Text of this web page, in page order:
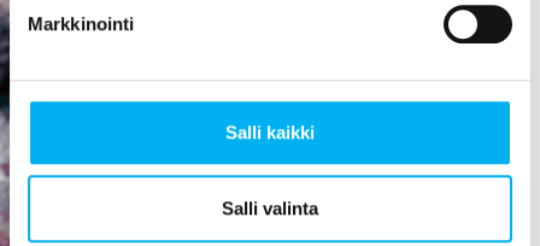
Markkinointi
Salli kaikki
Salli valinta
parantaa
viihtyisyyttä,
ehkäisee
vesivahinkoja,
helpottaa